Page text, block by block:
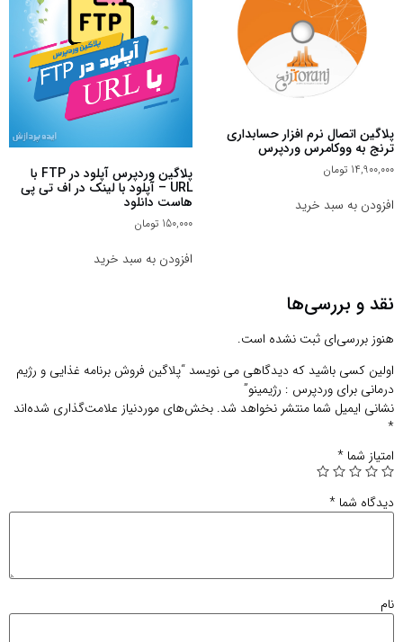
پلاگین اتصال نرم افزار حسابداری
ترنج به ووکامرس وردپرس
14,900,000 تومان
افزودن به سبد خرید
پلاگین وردپرس آپلود در FTP با
URL – آپلود با لینک در اف تی پی
هاست دانلود
150,000 تومان
افزودن به سبد خرید
نقد و بررسی‌ها
هنوز بررسی‌ای ثبت نشده است.
اولین کسی باشید که دیدگاهی می نویسد “پلاگین فروش برنامه غذایی و رژیم
درمانی برای وردپرس : رژیمینو”
نشانی ایمیل شما منتشر نخواهد شد. بخش‌های موردنیاز علامت‌گذاری شده‌اند
*
امتیاز شما *
دیدگاه شما *
نام